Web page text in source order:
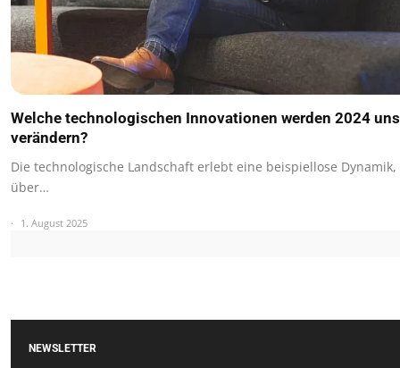
Welche technologischen Innovationen werden 2024
verändern?
Die technologische Landschaft erlebt eine beispiellose
über…
1. August 2025
NEWSLETTER